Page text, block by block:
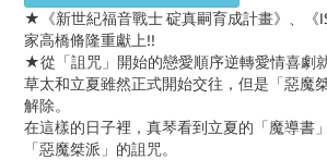
★《新世紀福音戰士 碇真嗣育成計畫》、《
家高橋脩隆重獻上!!
★從「詛咒」開始的戀愛順序逆轉愛情喜劇
草太和立夏雖然正式開始交往，但是「惡魔
解除。
在這樣的日子裡，真琴看到立夏的「魔導書
「惡魔桀派」的詛咒。